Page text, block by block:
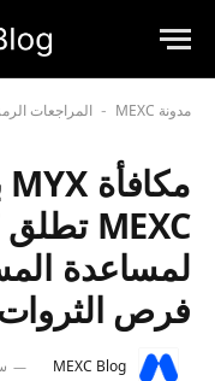
مدونة MEXC - المراجعات
لمساعدة
فرص
MEXC Blog